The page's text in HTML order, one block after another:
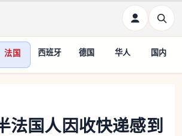
法国 西班牙 德国 华人 国内
法国人因收快递感到